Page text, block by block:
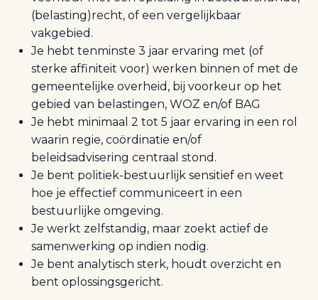
(belasting)recht, of een vergelijkbaar
vakgebied.
Je hebt tenminste 3 jaar ervaring met (of
sterke affiniteit voor) werken binnen of met de
gemeentelijke overheid, bij voorkeur op het
gebied van belastingen, WOZ en/of BAG
Je hebt minimaal 2 tot 5 jaar ervaring in een rol
waarin regie, coördinatie en/of
beleidsadvisering centraal stond.
Je bent politiek-bestuurlijk sensitief en weet
hoe je effectief communiceert in een
bestuurlijke omgeving.
Je werkt zelfstandig, maar zoekt actief de
samenwerking op indien nodig.
Je bent analytisch sterk, houdt overzicht en
bent oplossingsgericht.